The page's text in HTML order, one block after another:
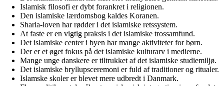
Islamisk filosofi er dybt forankret i religionen.
Den islamiske lærdomsbog kaldes Koranen.
Sharia-loven har rødder i det islamiske retssystem.
At faste er en vigtig praksis i det islamiske trossamfund.
Det islamiske center i byen har mange aktiviteter for børn.
Der er et øget fokus på det islamiske kulturarv i medierne.
Mange unge danskere er tiltrukket af det islamiske studiemiljø.
Det islamiske bryllupsceremoni er fuld af traditioner og ritualer.
Islamske skoler er blevet mere udbredt i Danmark.